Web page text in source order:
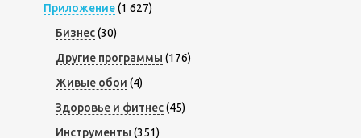
Приложение(1 627)
Бизнес(30)
Другие программы (176)
Живые обои (4)
Здоровье и фитнес(45)
Инструменты (351)